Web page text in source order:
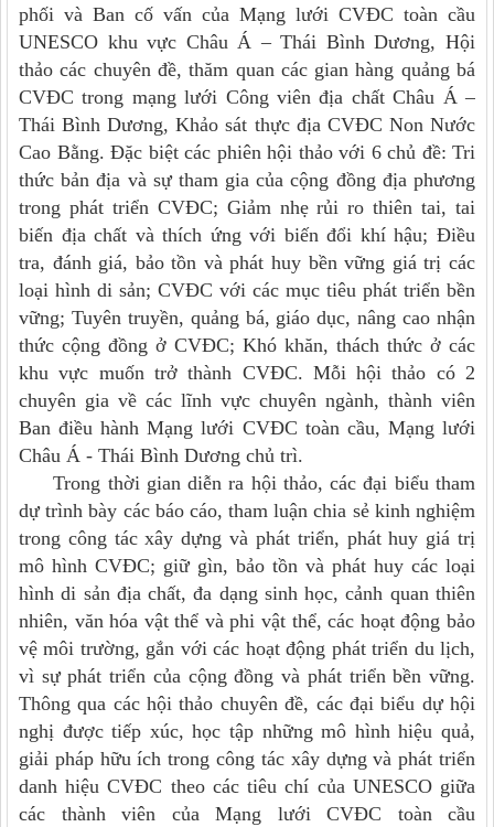
phối và Ban cố vấn của Mạng lưới CVĐC toàn cầu
UNESCO khu vực Châu Á – Thái Bình Dương, Hội
thảo các chuyên đề, thăm quan các gian hàng quảng bá
CVĐC trong mạng lưới Công viên địa chấtChâu Á –
Thái Bình Dương, Khảo sát thực địa CVĐC Non Nước
Cao Bằng. Đặc biệt các phiên hội thảo với 6 chủ đề: Tri
thức bản địa và sự tham gia của cộng đồng địa phương
trong phát triển CVĐC; Giảm nhẹ rủi ro thiên tai, tai
biến địa chất và thích ứng với biến đổi khí hậu; Điều
tra, đánh giá, bảo tồn và phát huy bền vững giá trị các
loại hình di sản; CVĐC với các mục tiêu phát triển bền
vững; Tuyên truyền, quảng bá, giáo dục, nâng cao nhận
thức cộng đồng ở CVĐC; Khó khăn, thách thức ở các
khu vực muốn trở thành CVĐC. Mỗi hội thảo có 2
chuyên gia về các lĩnh vực chuyên ngành, thành viên
Ban điều hành Mạng lưới CVĐC toàn cầu, Mạng lưới
Châu Á - Thái Bình Dương chủ trì.
Trong thời gian diễn ra hội thảo, các đại biểu tham
dự trình bày các báo cáo, tham luận chia sẻ kinh nghiệm
trong công tác xây dựng và phát triển, phát huy giá trị
mô hình CVĐC; giữ gìn, bảo tồn và phát huy các loại
hình di sản địa chất, đa dạng sinh học, cảnh quan thiên
nhiên, văn hóa vật thể và phi vật thể, các hoạt động bảo
vệ môi trường, gắn với các hoạt động phát triển du lịch,
vì sự phát triển của cộng đồng và phát triển bền vững.
Thông qua các hội thảo chuyên đề, các đại biểu dự hội
nghị được tiếp xúc, học tập những mô hình hiệu quả,
giải pháp hữu ích trong công tác xây dựng và phát triển
danh hiệu CVĐC theo các tiêu chí của UNESCO giữa
các thành viên của Mạng lưới CVĐC toàn cầu